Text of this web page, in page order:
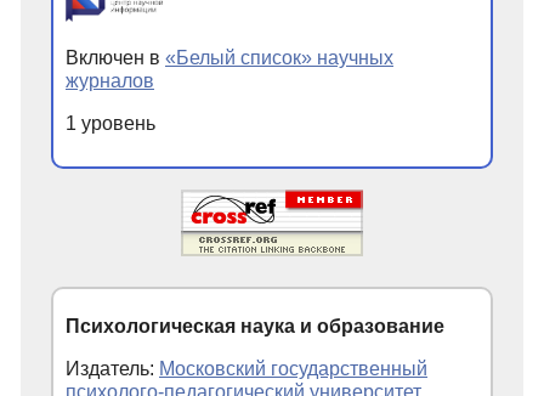
Включен в «Белый список» научных
журналов
1 уровень
Психологическая наука и образование
Издатель: Московский государственный
психолого-педагогический университет